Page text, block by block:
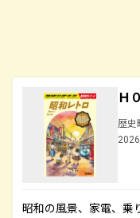
Ｈ
歴史
昭和の風景、家電、乗